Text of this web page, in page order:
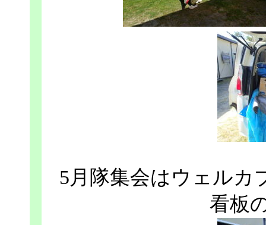
5月隊集会はウェルカ
看板